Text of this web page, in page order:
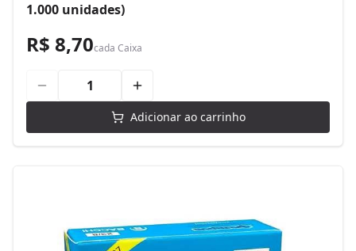
1.000 unidades)
R$ 8,70cada Caixa
Adicionar ao carrinho